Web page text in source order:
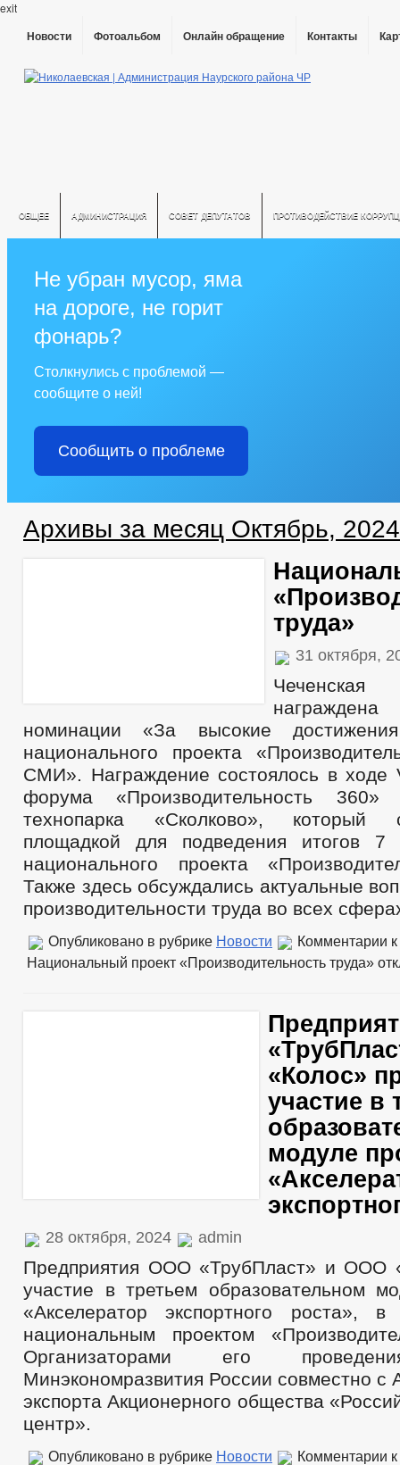
exit
Новости Фотоальбом Онлайн обращение Контакты
ОБЩЕЕ АДМИНИСТРАЦИЯ СОВЕТ ДЕПУТАТОВ ПРОТИВОДЕЙСТВИЕ
Не убран мусор, яма
на дороге, не горит
фонарь?
Столкнулись с проблемой —
сообщите о ней!
Сообщить о проблеме
Архивы за месяц Октябрь, 2024
труда»
31 октября,
номинации «За высокие
национального проекта
СМИ». Награждение состоялось в ходе
форума «Производительность 360»
технопарка «Сколково», который
площадкой для подведения итогов 7
национального проекта
Также здесь обсуждались актуальные
производительности труда во всех
Опубликовано в рубрике Новости Комментарии
Национальный проект «Производительность труда»
«Колос»
участие в
модуле
28 октября, 2024 admin
Предприятия ООО «ТрубПласт» и ООО
участие в третьем образовательном
«Акселератор экспортного роста», в
национальным проектом
Организаторами его
Минэкономразвития России совместно
экспорта Акционерного общества
центр».
Опубликовано в рубрике Новости Комментарии